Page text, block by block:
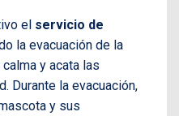
el servicio de
la evacuación de la
y acata las
Durante la evacuación,
y sus